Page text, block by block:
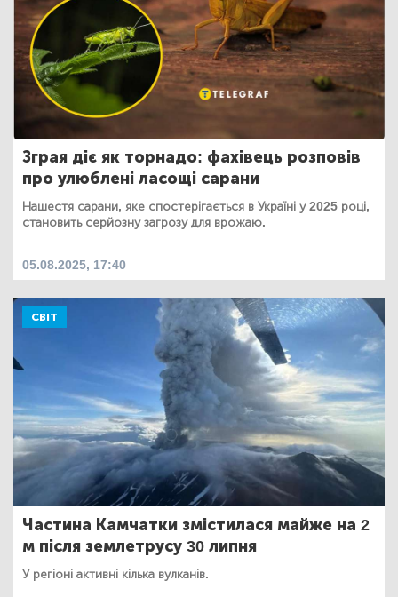
Зграя діє як торнадо: фахівець розповів
про улюблені ласощі сарани
Нашестя сарани, яке спостерігається в Україні у 2025 році,
становить серйозну загрозу для врожаю.
05.08.2025, 17:40
СВІТ
Частина Камчатки змістилася майже на 2
м після землетрусу 30 липня
У регіоні активні кілька вулканів.